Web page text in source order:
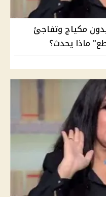
مكياج وتفاجئ
ماذا يحدث؟